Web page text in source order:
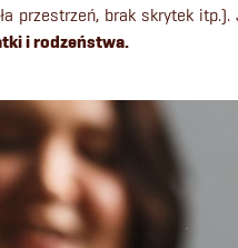
przestrzeń, brak skrytek itp.).
i rodzeństwa.